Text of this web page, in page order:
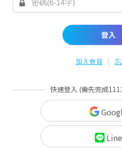
登入
加入會員 |
快速登入 (需先完成
Line